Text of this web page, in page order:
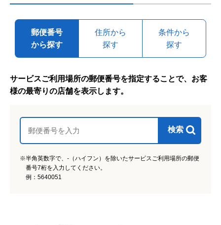
郵便番号
から探す
住所から
探す
条件から
探す
サービスご利用場所の郵便番号を指定することで、お客
様の最寄りの店舗を表示します。
検索
※半角英数字で、-（ハイフン）を除いたサービスご利用場所の郵便
番号7桁を入力してください。
例：5640051